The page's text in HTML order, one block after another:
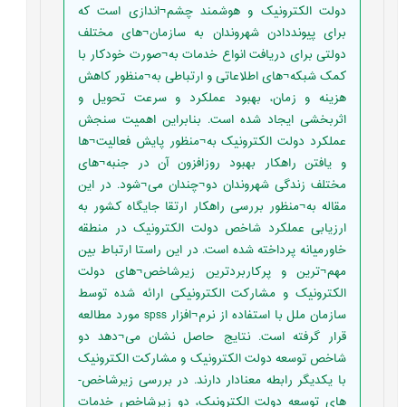
دولت الکترونیک و هوشمند چشم¬اندازی است که
برای پیونددادن شهروندان به سازمان¬های مختلف
دولتی برای دریافت انواع خدمات به¬صورت خودکار با
کمک شبکه¬های اطلاعاتی و ارتباطی به¬منظور کاهش
هزینه و زمان، بهبود عملکرد و سرعت تحویل و
اثربخشی ایجاد شده است. بنابراین اهمیت سنجش
عملکرد دولت الکترونیک به¬منظور پایش فعالیت¬ها
و یافتن راهکار بهبود روزافزون آن در جنبه¬های
مختلف زندگی شهروندان دو¬چندان می¬شود. در این
مقاله به¬منظور بررسی راهکار ارتقا جایگاه کشور به
ارزیابی عملکرد شاخص دولت الکترونیک در منطقه
خاورمیانه پرداخته شده است. در این راستا ارتباط بین
مهم¬ترین و پرکاربردترین زیرشاخص¬های دولت
الکترونیک و مشارکت الکترونیکی ارائه شده توسط
سازمان ملل با استفاده از نرم¬افزار spss مورد مطالعه
قرار گرفته است. نتایج حاصل نشان می¬دهد دو
شاخص توسعه دولت الکترونیک و مشارکت الکترونیک
با یکدیگر رابطه معنادار دارند. در بررسی زیرشاخص-
های توسعه دولت الکترونیک، دو زیرشاخص خدمات